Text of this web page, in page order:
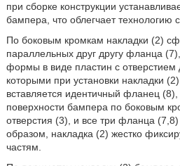
при сборке конструкции
бампера, что облегчает технологию
По боковым кромкам накладки (2)
параллельных друг другу фланца
формы в виде пластин с
которыми при установки накладки
вставляется идентичный фланец
поверхности бампера по боковым
отверстия (3), и все три фланца
образом, накладка (2) жестко
частям.